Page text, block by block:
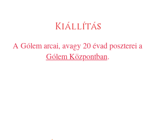
Kiállítás
A Gólem arcai, avagy 20 évad poszterei a
Gólem Központban.